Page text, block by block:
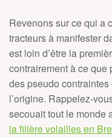
Revenons sur ce qui a
tracteurs à manifester
est loin d’être la
contrairement à ce
des pseudo
l’origine. Rappelez-
secouait tout le monde
la filière volailles en